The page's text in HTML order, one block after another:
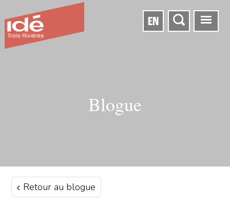
EN
Blogue
Retour au blogue